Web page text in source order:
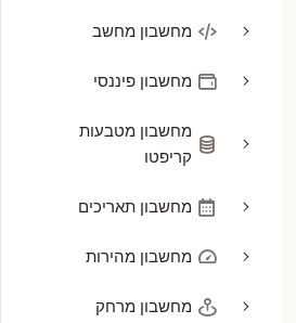
מחשבון מחשב
מחשבון פיננסי
מחשבון מטבעות
קריפטו
מחשבון תאריכים
מחשבון מהירות
מחשבון מרחק